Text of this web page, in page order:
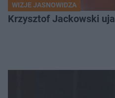
WIZJE JASNOWIDZA
Krzysztof Jackowski